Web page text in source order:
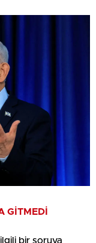
GİTMEDİ
bir soruya